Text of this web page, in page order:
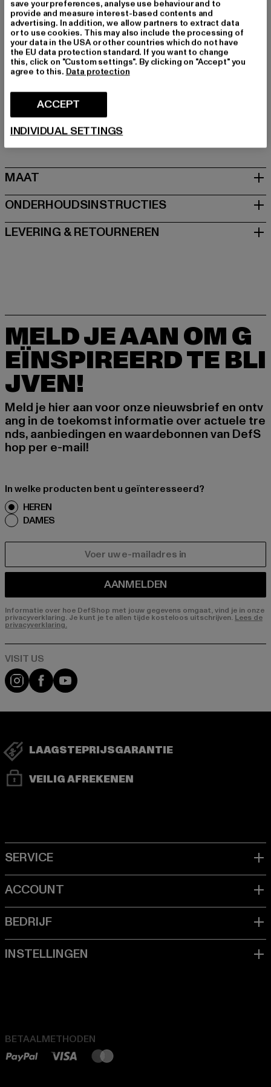
Merk: PEQUS
Kategori: Tanktops
Kleur: grau
Kleur fabrikant: concrete
Materiële samenstelling: 100% Katoen
Art.Nr: 61370011-02439
Fabrikant: Urban Styles Agency GmbH & Co. KG |
agentur@urbanstylesagency.com
Schanzenstraße 41 | 51063 Köln | DE
MAAT
ONDERHOUDSINSTRUCTIES
LEVERING & RETOURNEREN
MELD JE AAN OM G
EÏNSPIREERD TE BLI
JVEN!
Meld je hier aan voor onze nieuwsbrief en ontv
ang in de toekomst informatie over actuele tre
nds, aanbiedingen en waardebonnen van DefS
hop per e-mail!
In welke producten bent u geïnteresseerd?
HEREN
DAMES
AANMELDEN
Informatie over hoe DefShop met jouw gegevens omgaat, vind je in onze
privacyverklaring. Je kunt je te allen tijde kosteloos uitschrijven. Lees de
privacyverklaring.
Visit our Instagram page:
Visit our Facebook page:
Visit our YouTube channel:
LAAGSTEPRIJSGARANTIE
VEILIG AFREKENEN
BETAALMETHODEN
save your preferences, analyse use behaviour and to
provide and measure interest-based contents and
advertising. In addition, we allow partners to extract data
or to use cookies. This may also include the processing of
your data in the USA or other countries which do not have
the EU data protection standard. If you want to change
this, click on "Custom settings". By clicking on "Accept" you
agree to this. Data protection
ACCEPT
INDIVIDUAL SETTINGS